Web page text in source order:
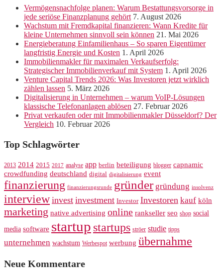
Vermögensnachfolge planen: Warum Bestattungsvorsorge in
jede seriöse Finanzplanung gehört 7. August 2026
Wachstum mit Fremdkapital finanzieren: Wann Kredite für
kleine Unternehmen sinnvoll sein können 21. Mai 2026
Energieberatung Einfamilienhaus – So sparen Eigentümer
langfristig Energie und Kosten 1. April 2026
Immobilienmakler für maximalen Verkaufserfolg:
Strategischer Immobilienverkauf mit System 1. April 2026
Venture Capital Trends 2026: Was Investoren jetzt wirklich
zählen lassen 5. März 2026
Digitalisierung in Unternehmen – warum VoIP-Lösungen
klassische Telefonanlagen ablösen 27. Februar 2026
Privat verkaufen oder mit Immobilienmakler Düsseldorf? Der
Vergleich 10. Februar 2026
Top Schlagwörter
2013 2014 2015 2017 analyse app berlin beteiligung blogger capnamic
crowdfunding deutschland digital digitalisierung event
finanzierung finanzierungsrunde gründer gründung insolvenz
interview invest investment Investor Investoren kauf köln
marketing native advertising online rankseller seo shop social
media software startup startups ströer studie tipps
unternehmen wachstum Werbespot werbung übernahme
Neue Kommentare